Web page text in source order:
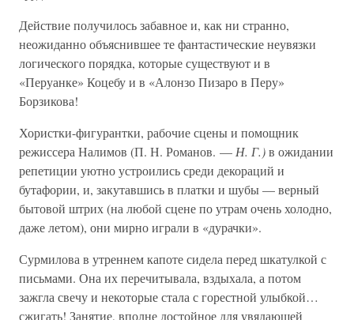
Действие получилось забавное и, как ни странно,
неожиданно объяснившее те фантастические неувязки
логического порядка, которые существуют и в
«Перуанке» Коцебу и в «Алонзо Пизаро в Перу»
Борзикова!
Хористки-фигурантки, рабочие сцены и помощник
режиссера Налимов (П. Н. Романов. — Н. Г.)в ожидании
репетиции уютно устроились среди декораций и
бутафории, и, закутавшись в платки и шубы — верный
бытовой штрих (на любой сцене по утрам очень холодно,
даже летом), они мирно играли в «дурачки».
Сурмилова в утреннем капоте сидела перед шкатулкой с
письмами. Она их перечитывала, вздыхала, а потом
зажгла свечу и некоторые стала с горестной улыбкой…
сжигать! Занятие, вполне достойное для увядающей